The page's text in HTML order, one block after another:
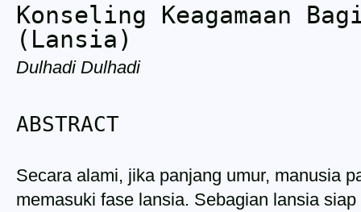
Konseling Keagamaan
(Lansia)
Dulhadi Dulhadi
ABSTRACT
Secara alami, jika panjang umur, manusia
memasuki fase lansia. Sebagian lansia